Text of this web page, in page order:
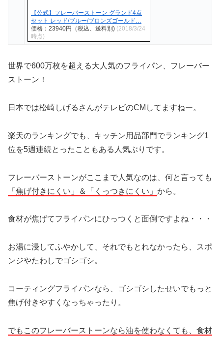
【公式】フレーバーストーン グランド4点
セット レッド/ブルー/ブロンズゴールド…
価格：23940円（税込、送料別) (2018/3/24
時点)
世界で600万枚を超える大人気のフライパン、フレーバー
ストーン！
日本では松崎しげるさんがテレビのCMしてますねー。
楽天のランキングでも、キッチン用品部門でランキング1
位を5週連続とったこともある人気ぶりです。
フレーバーストーンがここまで人気なのは、何と言っても
「焦げ付きにくい」＆「くっつきにくい」 から。
食材が焦げてフライパンにひっつくと面倒ですよね・・・
お湯に浸してふやかして、それでもとれなかったら、スポ
ンジやたわしでゴシゴシ。
コーティングフライパンなら、ゴシゴシしたせいでもっと
焦げ付きやすくなっちゃったり。
でもこのフレーバーストーンなら油を使わなくても、食材